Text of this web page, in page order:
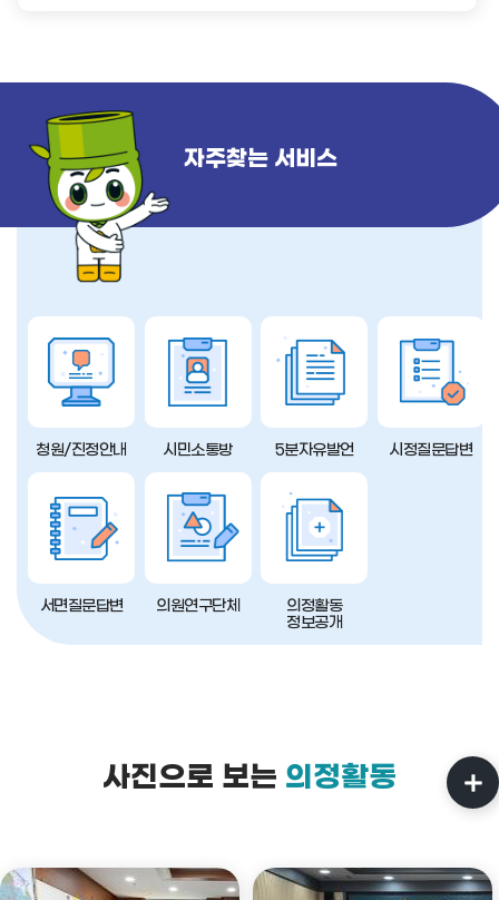
자주찾는 서비스
청원/진정안내 시민소통방 5분자유발언 시정질문답변
서면질문답변 의원연구단체
의정활동
정보공개
사진으로 보는 의정활동